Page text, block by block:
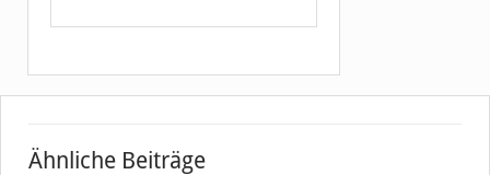
Ähnliche Beiträge